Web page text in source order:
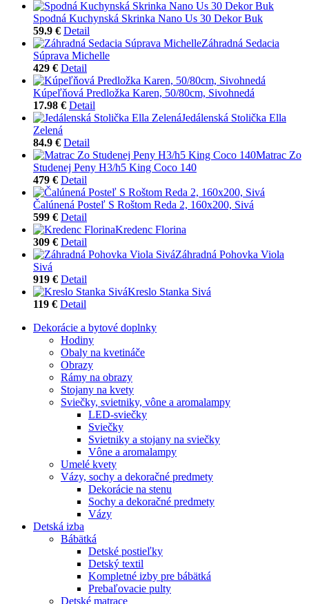
Spodná Kuchynská Skrinka Nano Us 30 Dekor Buk
59.9 € Detail
Záhradná Sedacia
Súprava Michelle
429 € Detail
Kúpeľňová Predložka Karen, 50/80cm, Sivohnedá
17.98 € Detail
Jedálenská Stolička Ella
Zelená
84.9 € Detail
Matrac Zo
Studenej Peny H3/h5 King Coco 140
479 € Detail
Čalúnená Posteľ S Roštom Reda 2, 160x200, Sivá
599 € Detail
Kredenc Florina
309 € Detail
Záhradná Pohovka Viola
Sivá
919 € Detail
Kreslo Stanka Sivá
119 € Detail
Dekorácie a bytové doplnky
Hodiny
Obaly na kvetináče
Obrazy
Rámy na obrazy
Stojany na kvety
Sviečky, svietniky, vône a aromalampy
LED-sviečky
Sviečky
Svietniky a stojany na sviečky
Vône a aromalampy
Umelé kvety
Vázy, sochy a dekoračné predmety
Dekorácie na stenu
Sochy a dekoračné predmety
Vázy
Detská izba
Bábätká
Detské postieľky
Detský textil
Kompletné izby pre bábätká
Prebaľovacie pulty
Detské matrace